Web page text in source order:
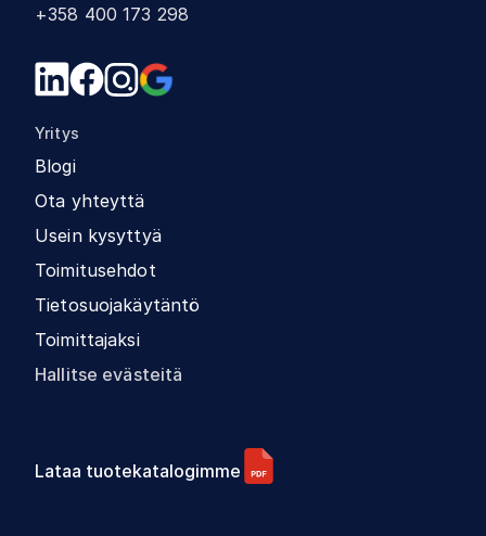
+358 400 173 298
Yritys
Blogi
Ota yhteyttä
Usein kysyttyä
Toimitusehdot
Tietosuojakäytäntö
Toimittajaksi
Hallitse evästeitä
Lataa tuotekatalogimme